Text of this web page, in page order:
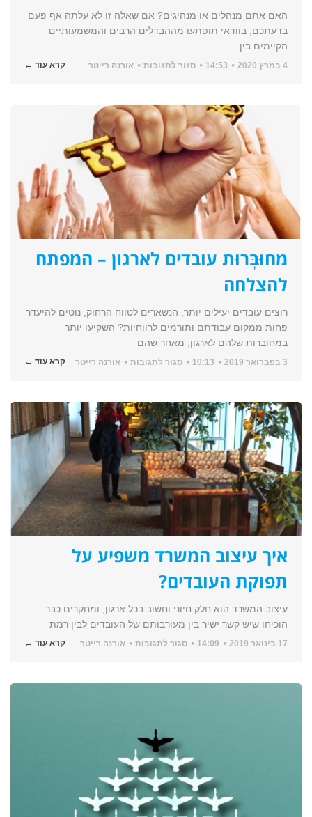
האם אתם מנהלים או מנהיגים? אם שאלה זו לא עלתה אף פעם
בדעתכם, בוודאי תופתעו מההבדלים הרבים והמשמעותיים
הקיימים בין
14:53 סגור לתגובותעל
מנהיג
למנהל?
אורנה רייטר קרא עוד ←
מחוּבָּרוּת עובדים לארגון – המפתח
להצלחה
רוצים עובדים יעילים יותר, הנשארים לטווח הרחוק, נוטים להיעדר
פחות ממקום עבודתם ותורמים לרווחיות? השקיעו יותר
במחוברות שלהם לארגון, מאחר שהם
10:13 סגור לתגובותעל
–
המפתח
להצלחה
אורנה רייטר קרא עוד ←
איך עיצוב המשרד משפיע על
תפוקת העובדים?
עיצוב המשרד הוא חלק חיוני וחשוב בכל ארגון, ומחקרים כבר
הוכיחו שיש קשר ישיר בין מעורבותם של העובדים לבין רמת
14:09 סגור לתגובותעל
משפיע
אורנה רייטר קרא עוד ←